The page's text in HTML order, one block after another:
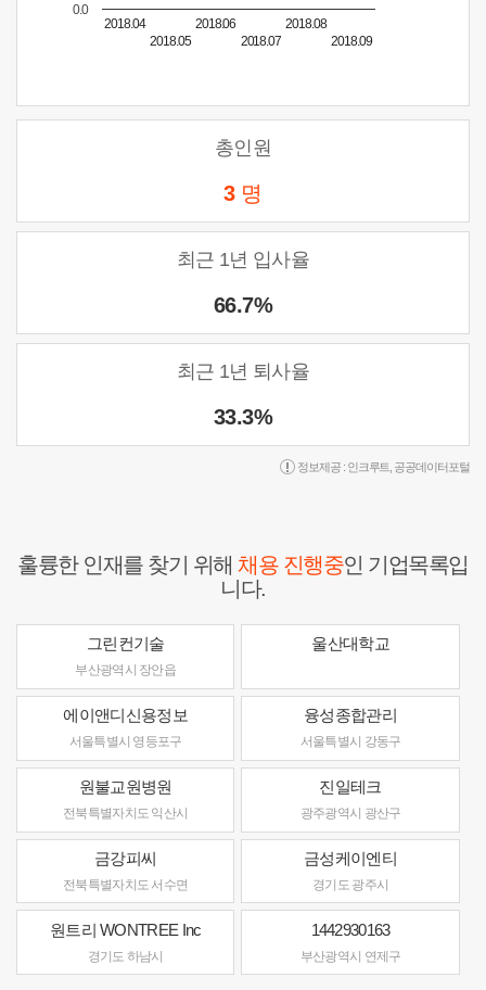
2018.04
2018.05
2018.06
2018.07
2018.08
2018.09
0.0
총인원
3 명
최근 1년 입사율
66.7%
최근 1년 퇴사율
33.3%
정보제공 : 인크루트 공공데이터포털
훌륭한 인재를 찾기 위해채용 진행중인 기업목록입
니다.
그린컨기술
부산광역시 장안읍
울산대학교
에이앤디신용정보
서울특별시 영등포구
융성종합관리
서울특별시 강동구
원불교원병원
전북특별자치도 익산시
진일테크
광주광역시 광산구
금강피씨
전북특별자치도 서수면
금성케이엔티
경기도 광주시
원트리 WONTREE Inc
경기도 하남시
1442930163
부산광역시 연제구